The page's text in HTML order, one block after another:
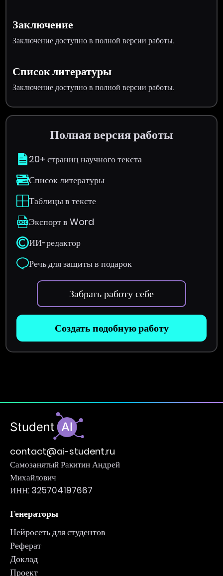
Заключение
Заключение доступно в полной версии работы.
Список литературы
Заключение доступно в полной версии работы.
Полная версия работы
20+ страниц научного текста
Список литературы
Таблицы в тексте
Экспорт в Word
ИИ-редактор
Речь для защиты в подарок
Забрать работу себе
Создать подобную работу
contact@ai-student.ru
Самозанятый Ракитин Андрей
Михайлович
ИНН: 325704197667
Генераторы
Нейросеть для студентов
Реферат
Доклад
Проект